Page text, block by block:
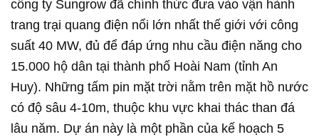
công ty Sungrow đã chính thức đưa vào vận hành
trang trại quang điện nổi lớn nhất thế giới với công
suất 40 MW, đủ để đáp ứng nhu cầu điện năng cho
15.000 hộ dân tại thành phố Hoài Nam (tỉnh An
Huy). Những tấm pin mặt trời nằm trên mặt hồ nước
có độ sâu 4-10m, thuộc khu vực khai thác than đá
lâu năm. Dự án này là một phần của kế hoạch 5